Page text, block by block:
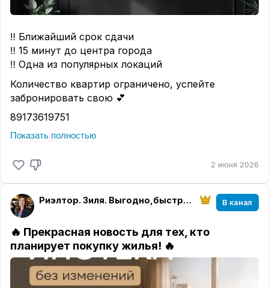
‼️ Ближайший срок сдачи
‼️ 15 минут до центра города
‼️ Одна из популярных локаций
Количество квартир ограничено, успейте
забронировать свою 💕
89173619751
https://m-x.su/kvartirabistro
Показать полностью
2 июня 2026
Риэлтор. Зиля. Выгодно,быстро, безопасно! В канал
🔥 Прекрасная новость для тех, кто
планирует покупку жилья! 🔥